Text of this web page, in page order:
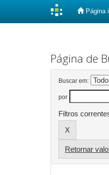
Página
Página de
Buscar em:
por
Filtros
Retornar